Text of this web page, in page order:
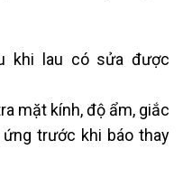
khi lau có sửa được
mặt kính, độ ẩm, giắc
trước khi báo thay